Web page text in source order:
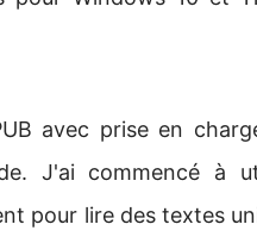
avec prise en
J'ai commencé à
pour lire des textes